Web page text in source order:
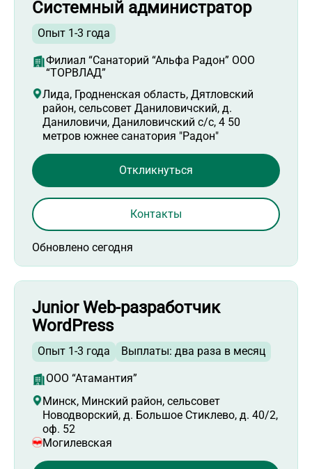
Системный администратор
Опыт 1-3 года
Филиал “Санаторий “Альфа Радон” ООО
“ТОРВЛАД”
Лида, Гродненская область, Дятловский
район, сельсовет Даниловичский, д.
Даниловичи, Даниловичский с/с, 4 50
метров южнее санатория "Радон"
Обновлено сегодня
Откликнуться
Контакты
Junior Web-разработчик
WordPress
Опыт 1-3 года Выплаты: два раза в месяц
ООО “Атамантия”
Минск, Минский район, сельсовет
Новодворский, д. Большое Стиклево, д. 40/2,
оф. 52
Могилевская